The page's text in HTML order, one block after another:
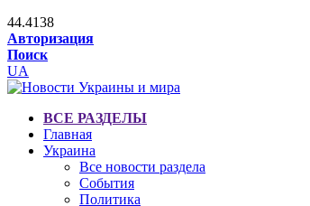
44.4138
Авторизация
Поиск
UA
ВСЕ РАЗДЕЛЫ
Главная
Украина
Все новости раздела
События
Политика